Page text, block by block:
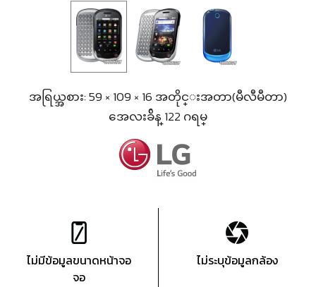
အရြယ္အစား: 59 × 109 × 16 အတိုင္းအတာ(မီလီမီတာ)
အေလးခ်ိန္ 122 ဂရမ္
ไม่มีข้อมูลขนาดหน้าจอ
จอ
ไม่ระบุข้อมูลกล้อง